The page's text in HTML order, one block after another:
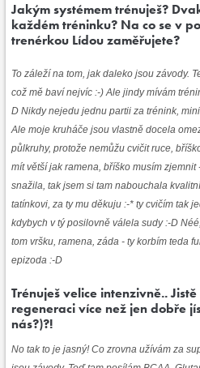
Jakým systémem trénuješ?
každém tréninku? Na co se v
trenérkou Lídou zaměřujete?
To záleží na tom, jak daleko jsou závody.
což mě baví nejvíc :-) Ale jindy mívám
D Nikdy nejedu jednu partii za trénink,
Ale moje kruháče jsou vlastně docela
půlkruhy, protože nemůžu cvičit ruce,
mít větší jak ramena, bříško musím
snažila, tak jsem si tam nabouchala
tatínkovi, za ty mu děkuju :-* ty cvičím tak
kdybych v tý posilovně válela sudy :-D
tom vršku, ramena, záda - ty korbím teda
epizoda :-D
Trénuješ velice intenzivně..
regeneraci více než jen dobře
nás?)?!
No tak to je jasný! Co zrovna užívám za